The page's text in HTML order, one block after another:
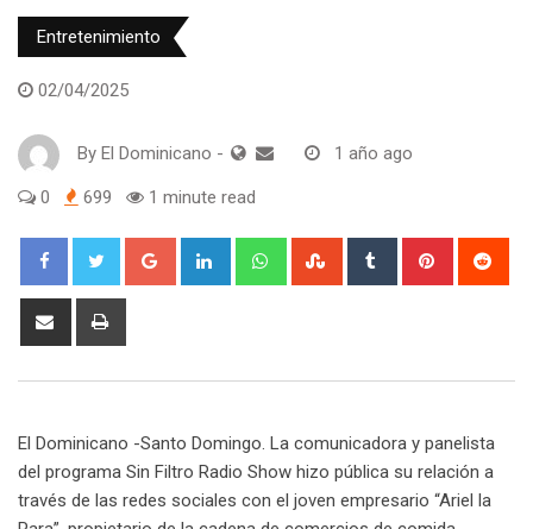
Entretenimiento
02/04/2025
By El Dominicano - 1 año ago
0 699 1 minute read
Google+ LinkedIn WhatsappStumbleUpon
Tumblr Pinterest
Share
El Dominicano -Santo Domingo. La comunicadora y panelista
del programa Sin Filtro Radio Show hizo pública su relación a
través de las redes sociales con el joven empresario “Ariel la